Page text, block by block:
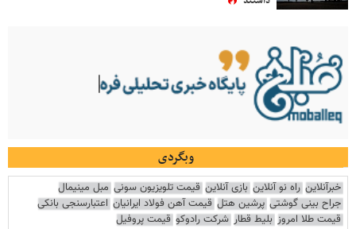
وبگردی
خبرآنلاین راه نو آنلاین بازی آنلاین قیمت تلویزیون سونی مبل مینیمال
جراح بینی گوشتی پرشین هتل قیمت آهن فولاد ایرانیان اعتبارسنجی بانکی
قیمت طلا امروز بلیط قطار شرکت رادوکو قیمت پروفیل